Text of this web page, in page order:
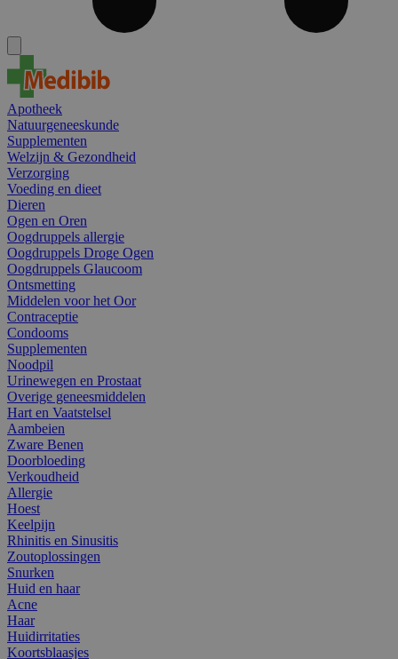
Apotheek
Natuurgeneeskunde
Supplementen
Welzijn & Gezondheid
Verzorging
Voeding en dieet
Dieren
Ogen en Oren
Oogdruppels allergie
Oogdruppels Droge Ogen
Oogdruppels Glaucoom
Ontsmetting
Middelen voor het Oor
Contraceptie
Condooms
Supplementen
Noodpil
Urinewegen en Prostaat
Overige geneesmiddelen
Hart en Vaatstelsel
Aambeien
Zware Benen
Doorbloeding
Verkoudheid
Allergie
Hoest
Keelpijn
Rhinitis en Sinusitis
Zoutoplossingen
Snurken
Huid en haar
Acne
Haar
Huidirritaties
Koortsblaasjes